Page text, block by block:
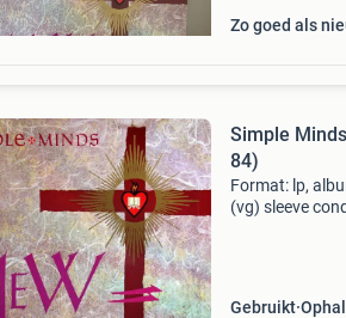
Zo goed als
Simple
84)
Format: lp,
(vg) sleeve
Gebruikt